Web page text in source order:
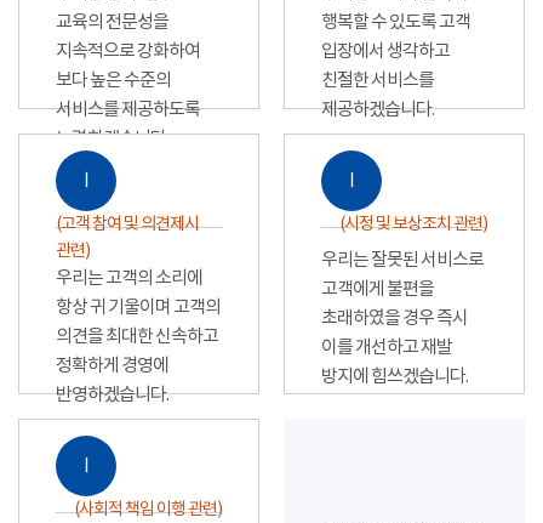
교육의 전문성을
지속적으로 강화하여
보다 높은 수준의
서비스를 제공하도록
노력하겠습니다.
행복할 수 있도록 고객
입장에서 생각하고
친절한 서비스를
제공하겠습니다.
Ⅰ
(고객 참여 및 의견제시
관련)
우리는 고객의 소리에
항상 귀 기울이며 고객의
의견을 최대한 신속하고
정확하게 경영에
반영하겠습니다.
Ⅰ
(시정 및 보상조치 관련)
우리는 잘못된 서비스로
고객에게 불편을
초래하였을 경우 즉시
이를 개선하고 재발
방지에 힘쓰겠습니다.
Ⅰ
(사회적 책임 이행 관련)